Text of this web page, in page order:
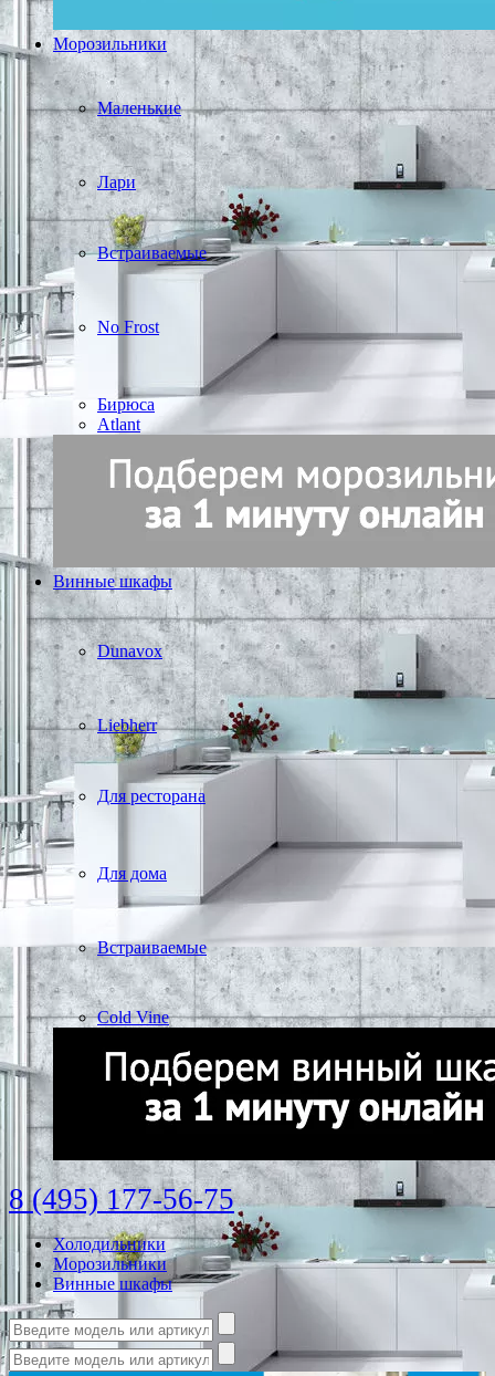
Морозильники
Маленькие
Лари
Встраиваемые
No Frost
Бирюса
Atlant
Винные шкафы
Dunavox
Liebherr
Для ресторана
Для дома
Встраиваемые
Cold Vine
8 (495) 177-56-75
Холодильники
Морозильники
Винные шкафы